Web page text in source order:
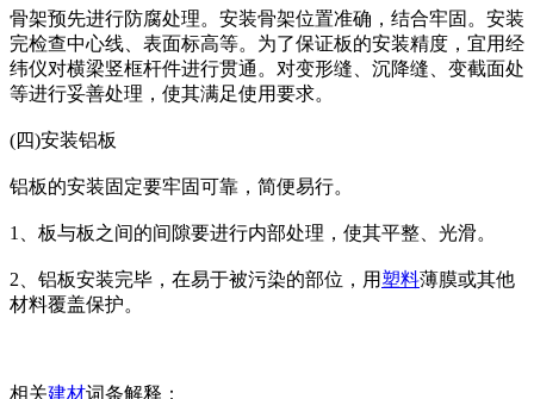
骨架预先进行防腐处理。安装骨架位置准确，结合牢固。安装
完检查中心线、表面标高等。为了保证板的安装精度，宜用经
纬仪对横梁竖框杆件进行贯通。对变形缝、沉降缝、变截面处
等进行妥善处理，使其满足使用要求。
(四)安装铝板
铝板的安装固定要牢固可靠，简便易行。
1、板与板之间的间隙要进行内部处理，使其平整、光滑。
2、铝板安装完毕，在易于被污染的部位，用 塑料薄膜或其他
材料覆盖保护。
相关建材词条解释：